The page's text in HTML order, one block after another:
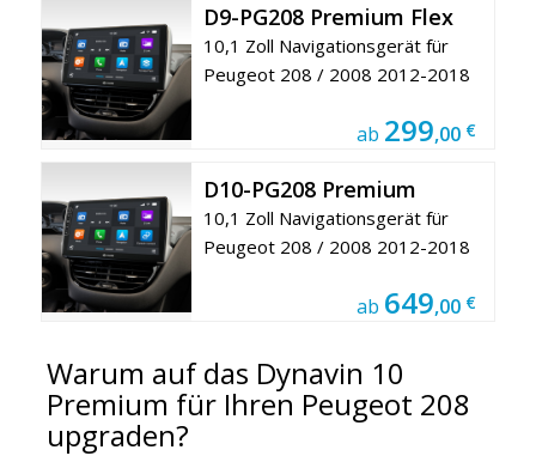
D9-PG208 Premium Flex
10,1 Zoll Navigationsgerät für
Peugeot 208 / 2008 2012-2018
ab 299,00 €
D10-PG208 Premium
10,1 Zoll Navigationsgerät für
Peugeot 208 / 2008 2012-2018
ab 649,00 €
Warum auf das Dynavin 10
Premium für Ihren Peugeot 208
upgraden?